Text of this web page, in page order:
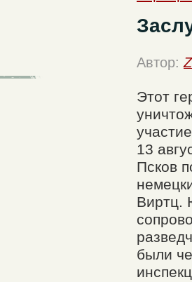
Автор:
Этот
13
Псков
Виртц.
были